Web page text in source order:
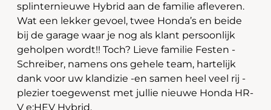
splinternieuwe Hybrid aan de familie afleveren.
Wat een lekker gevoel, twee Honda’s en beide
bij de garage waar je nog als klant persoonlijk
geholpen wordt!! Toch? Lieve familie Festen -
Schreiber, namens ons gehele team, hartelijk
dank voor uw klandizie -en samen heel veel rij -
plezier toegewenst met jullie nieuwe Honda HR-
V e;HEV Hybrid.